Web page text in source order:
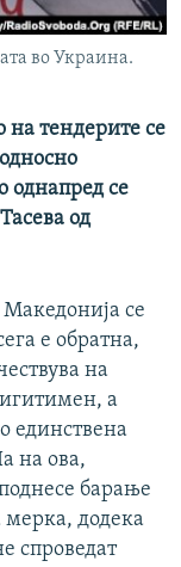
во Украина.
на тендерите се
однапред се
од
се
е обратна,
на
а
единствена
на ова,
барање
мерка, додека
спроведат